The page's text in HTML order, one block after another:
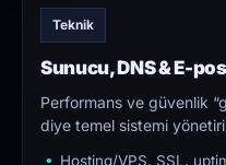
Teknik
Sunucu, DNS & E-
Performans ve güvenlik
diye temel sistemi
Hosting/VPS, SSL,